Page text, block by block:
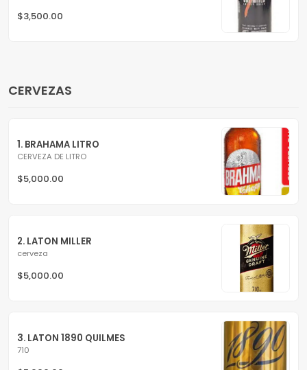
$3,500.00
CERVEZAS
1. BRAHAMA LITRO
CERVEZA DE LITRO
$5,000.00
2. LATON MILLER
cerveza
$5,000.00
3. LATON 1890 QUILMES
710